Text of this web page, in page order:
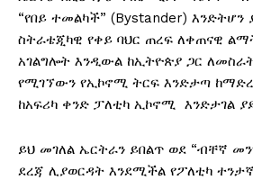
“የበይ ተመልካች” (Bystander) እንድትሆን
ስትራቴጂካዊ የቀይ ባህር ጠረፍ ለቀጠናዊ
አገልግሎት እንዲውል ከኢትዮጵያ ጋር
የሚገኘውን የኢኮኖሚ ትርፍ እንድታጣ
ከአፍሪካ ቀንድ ፓለቲካ ኢኮኖሚ እንድታገል
ይህ መገለል ኤርትራን ይበልጥ ወደ “ብቸኛ
ደረጃ ሊያወርዳት እንደሚችል የፖለቲካ